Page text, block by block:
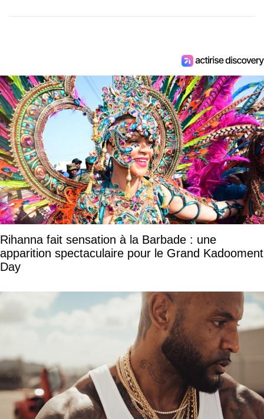
Rihanna fait sensation à la Barbade : une
apparition spectaculaire pour le Grand Kadooment
Day